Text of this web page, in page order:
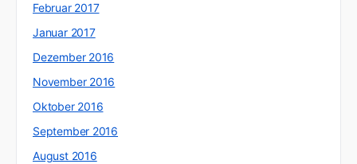
Februar 2017
Januar 2017
Dezember 2016
November 2016
Oktober 2016
September 2016
August 2016